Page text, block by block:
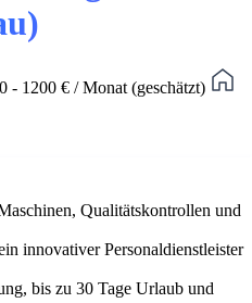
- 1200 € / Monat (geschätzt)
Qualitätskontrollen und
innovativer Personaldienstleister
bis zu 30 Tage Urlaub und